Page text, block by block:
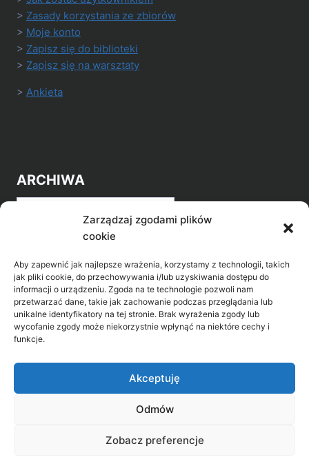
Zarządzaj zgodami plików
cookie
Aby zapewnić jak najlepsze wrażenia, korzystamy z technologii, takich
jak pliki cookie, do przechowywania i/lub uzyskiwania dostępu do
informacji o urządzeniu. Zgoda na te technologie pozwoli nam
przetwarzać dane, takie jak zachowanie podczas przeglądania lub
unikalne identyfikatory na tej stronie. Brak wyrażenia zgody lub
wycofanie zgody może niekorzystnie wpłynąć na niektóre cechy i
funkcje.
Akceptuję
Odmów
Zobacz preferencje
> Zasady korzystania ze zbiorów
> Moje konto
> Zapisz się do biblioteki
> Zapisz się na warsztaty
> Ankieta
ARCHIWA
Archiwa
POZNAJ LEPIEJ NASZ REGION
>Gołdap Mazurski Zdrój
31, 19-500 Gołdap